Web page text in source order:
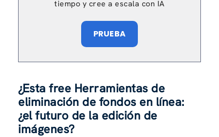
tiempo y cree a escala con IA
PRUEBA
¿Esta free Herramientas de
eliminación de fondos en línea:
¿el futuro de la edición de
imágenes?